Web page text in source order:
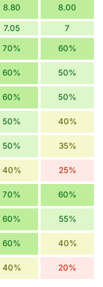
8.80 8.00
7.05 7
70% 60%
60% 50%
60% 50%
50% 40%
50% 35%
40% 25%
70% 60%
60% 55%
60% 40%
40% 20%